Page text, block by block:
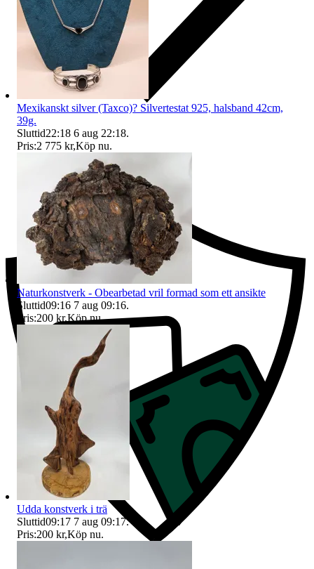
Ersättning om du inte får din vara
Mexikanskt silver (Taxco)? Silvertestat 925, halsband 42cm,
39g.
Sluttid22:18 6 aug 22:18.
Pris:2 775 kr,Köp nu.
Naturkonstverk - Obearbetad vril formad som ett ansikte
Sluttid09:16 7 aug 09:16.
Pris:200 kr,Köp nu.
Udda konstverk i trä
Sluttid09:17 7 aug 09:17.
Pris:200 kr,Köp nu.